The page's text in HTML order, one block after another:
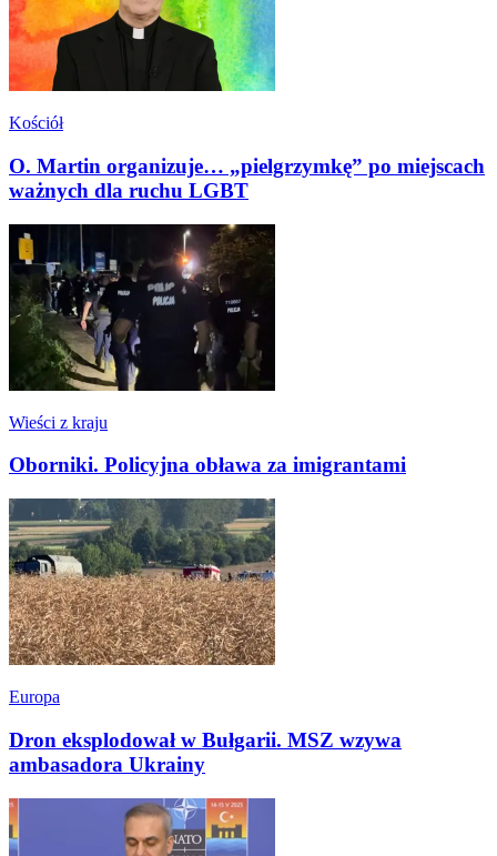
Kościół
O. Martin organizuje… „pielgrzymkę” po miejscach
ważnych dla ruchu LGBT
Wieści z kraju
Oborniki. Policyjna obława za imigrantami
Europa
Dron eksplodował w Bułgarii. MSZ wzywa
ambasadora Ukrainy